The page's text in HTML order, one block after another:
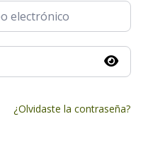
¿Olvidaste la contraseña?